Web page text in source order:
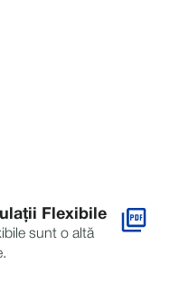
Flexibile
sunt o altă